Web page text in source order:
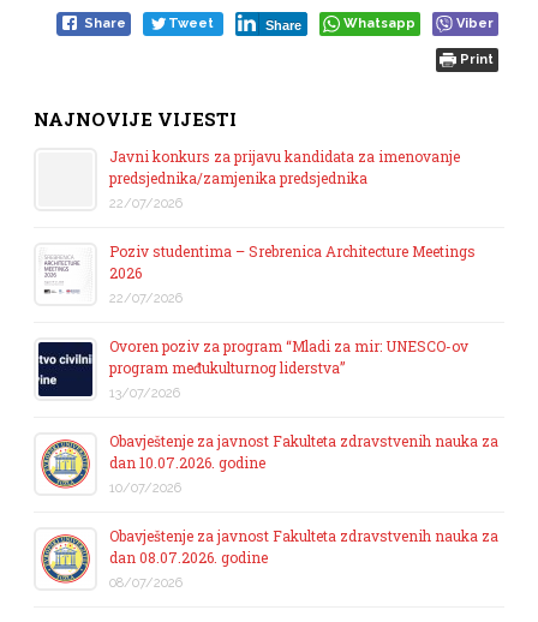
Share Tweet Share Whatsapp Viber
Print
NAJNOVIJE VIJESTI
Javni konkurs za prijavu kandidata za imenovanje
predsjednika/zamjenika predsjednika
22/07/2026
Poziv studentima – Srebrenica Architecture Meetings
2026
22/07/2026
Ovoren poziv za program “Mladi za mir: UNESCO-ov
program međukulturnog liderstva”
13/07/2026
Obavještenje za javnost Fakulteta zdravstvenih nauka za
dan 10.07.2026. godine
10/07/2026
Obavještenje za javnost Fakulteta zdravstvenih nauka za
dan 08.07.2026. godine
08/07/2026